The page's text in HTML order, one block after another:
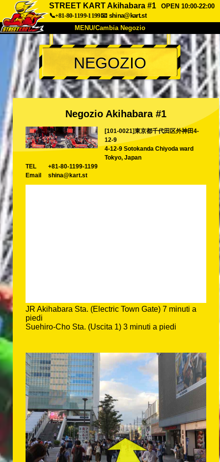
STREET KART Akihabara #1
OPEN 10:00-22:00
📞+81-80-1199-1199📧 shina@kart.st
MENU/Cambia Negozio
INIZIO
Chi Siamo Specifiche Prezzo
Accesso Recensioni FAQ
Azienda Prenotazioni
Cambia Negozio
Tokyo Shinagawa Tokyo Akihabara#1
Tokyo Akihabara#2 Tokyo Shibuya
Tokyo Shibuya Annex
NEGOZIO
Negozio Akihabara #1
[101-0021]東京都千代田区外神田4-
12-9
4-12-9 Sotokanda Chiyoda ward
Tokyo, Japan
TEL
+81-80-1199-1199
Email
shina@kart.st
JR Akihabara Sta. (Electric Town Gate) 7 minuti a
piedi
Suehiro-Cho Sta. (Uscita 1) 3 minuti a piedi